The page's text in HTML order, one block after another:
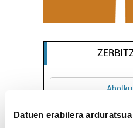
Datuen erabilera arduratsua
AHOLKULARITZA